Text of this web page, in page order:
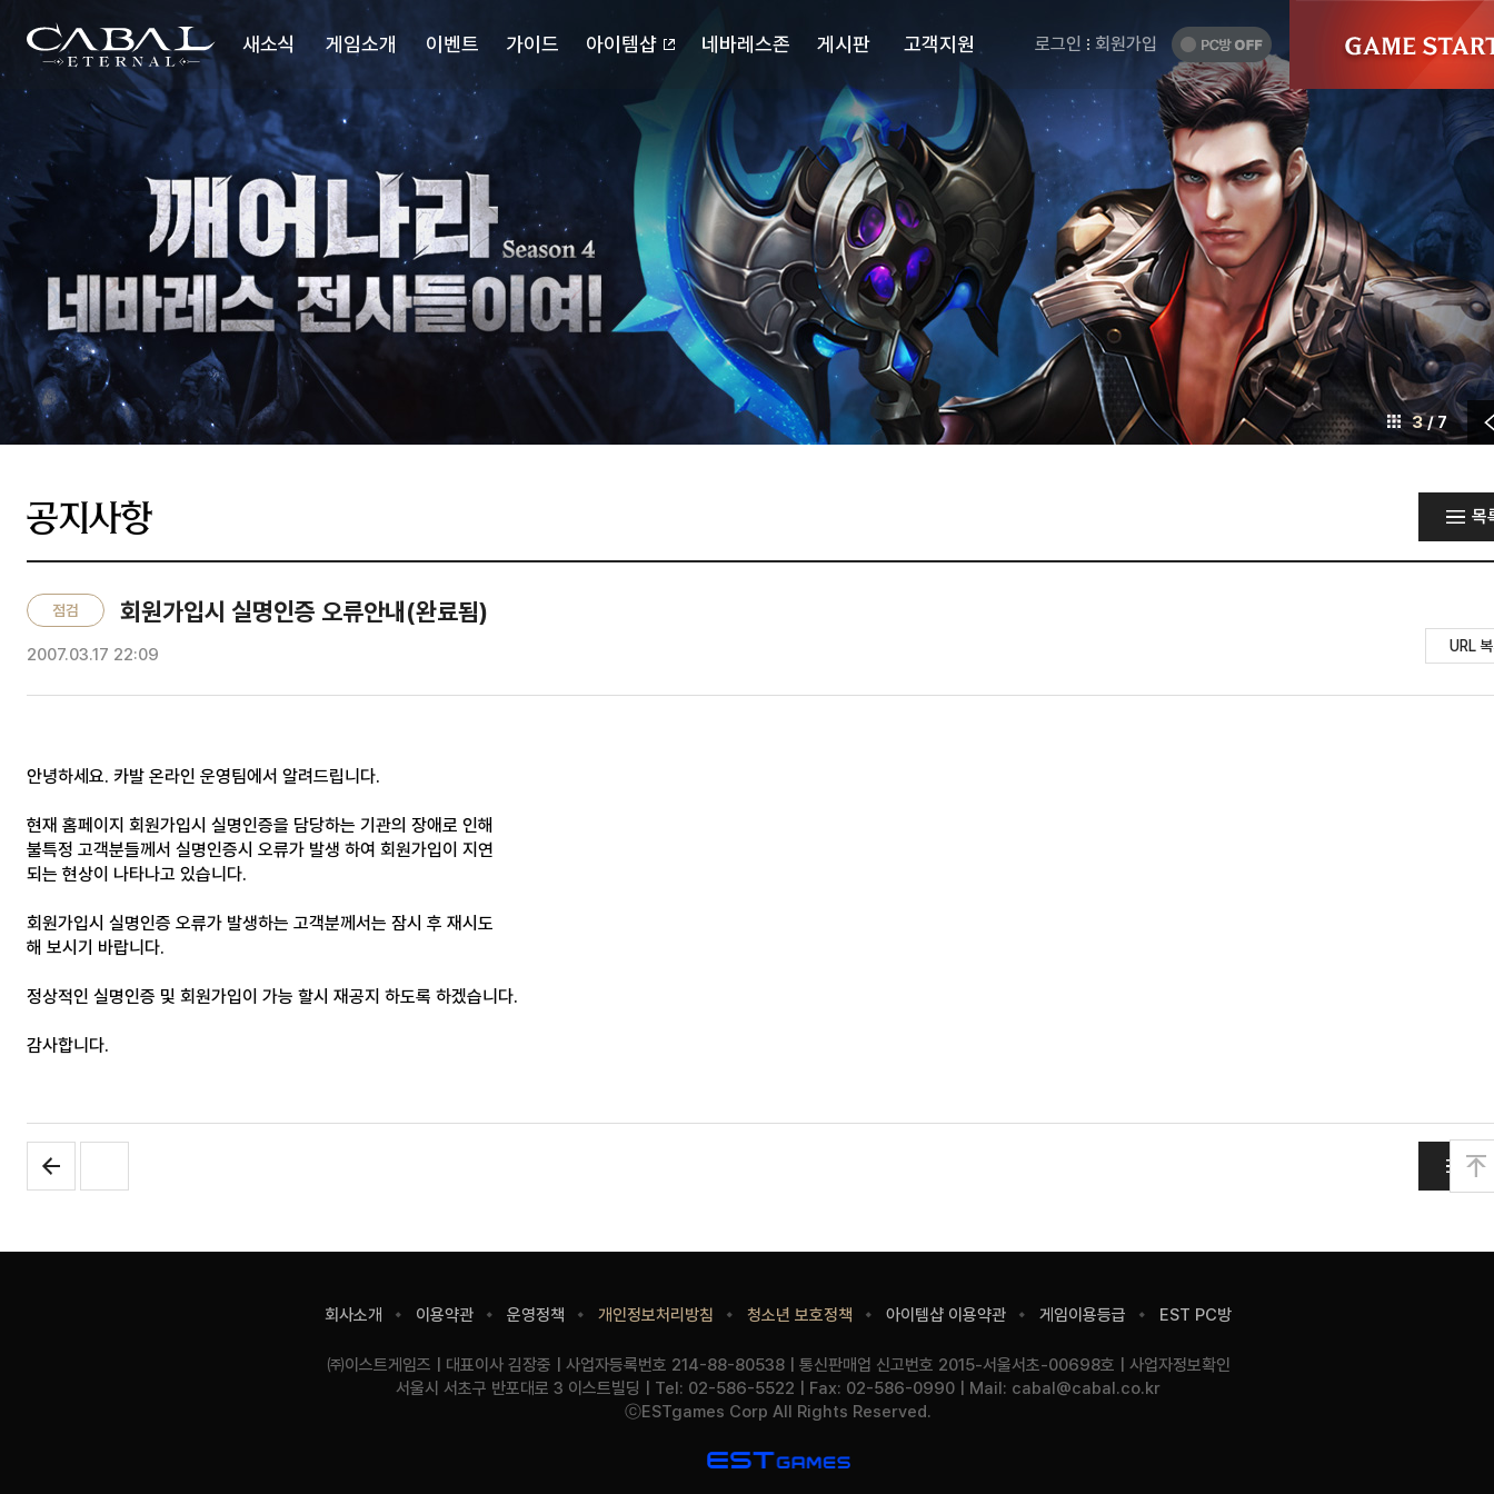
CABAL
TRANSCENDENCE
요
새소식
공지사항
업데이트
이슈 플러스
게임소개
세계관
시놉시스
배틀스타일
미디어
업데이트리뷰
이벤트 가이드
포스북
아이템샵 네바레스존
캐릭터 검색
랭킹
게시판
자유게시판
공략게시판
고객지원
다운로드
고객센터
마이페이지
로그인 회원가입
PC
방
OFF
시
작
하
기
네
이
여!
스
4 / 7
공지사항 목
점검 회원가입시 실명인증 오류안내(완료됨)
2007.03.17 22:09 URL
안녕하세요. 카발 온라인 운영팀에서 알려드립니다.
현재 홈페이지 회원가입시 실명인증을 담당하는 기관의 장애로 인해
불특정 고객분들께서 실명인증시 오류가 발생 하여 회원가입이 지연
되는 현상이 나타나고 있습니다.
회원가입시 실명인증 오류가 발생하는 고객분께서는 잠시 후 재시도
해 보시기 바랍니다.
정상적인 실명인증 및 회원가입이 가능 할시 재공지 하도록 하겠습니다.
감사합니다.
목
맨
회사소개 이용약관 운영정책 개인정보처리방침 청소년 보호정책 아이템샵 이용약관 게임이용등급 EST PC방
기
업
명
㈜이스트게임즈 대표이사 김장중 사업자등록번호 214-88-80538 통신판매업 신고번호 2015-서울서초-00698호
사
업
자
정
크
사업자정보확인
주
소
서울시 서초구 반포대로 3 이스트빌딩 Tel: 02-586-5522 Fax: 02-586-0990 Mail: cabal@cabal.co.kr
Copyright
ⓒESTgames Corp All Rights Reserved.
ESTGAMES